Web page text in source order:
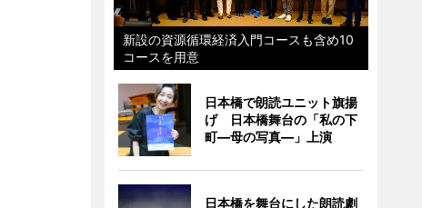
新設の資源循環経済入門コースも含め10
コースを用意
日本橋で朗読ユニット旗揚
げ 日本橋舞台の「私の下
町―母の写真―」上演
日本橋を舞台にした朗読劇